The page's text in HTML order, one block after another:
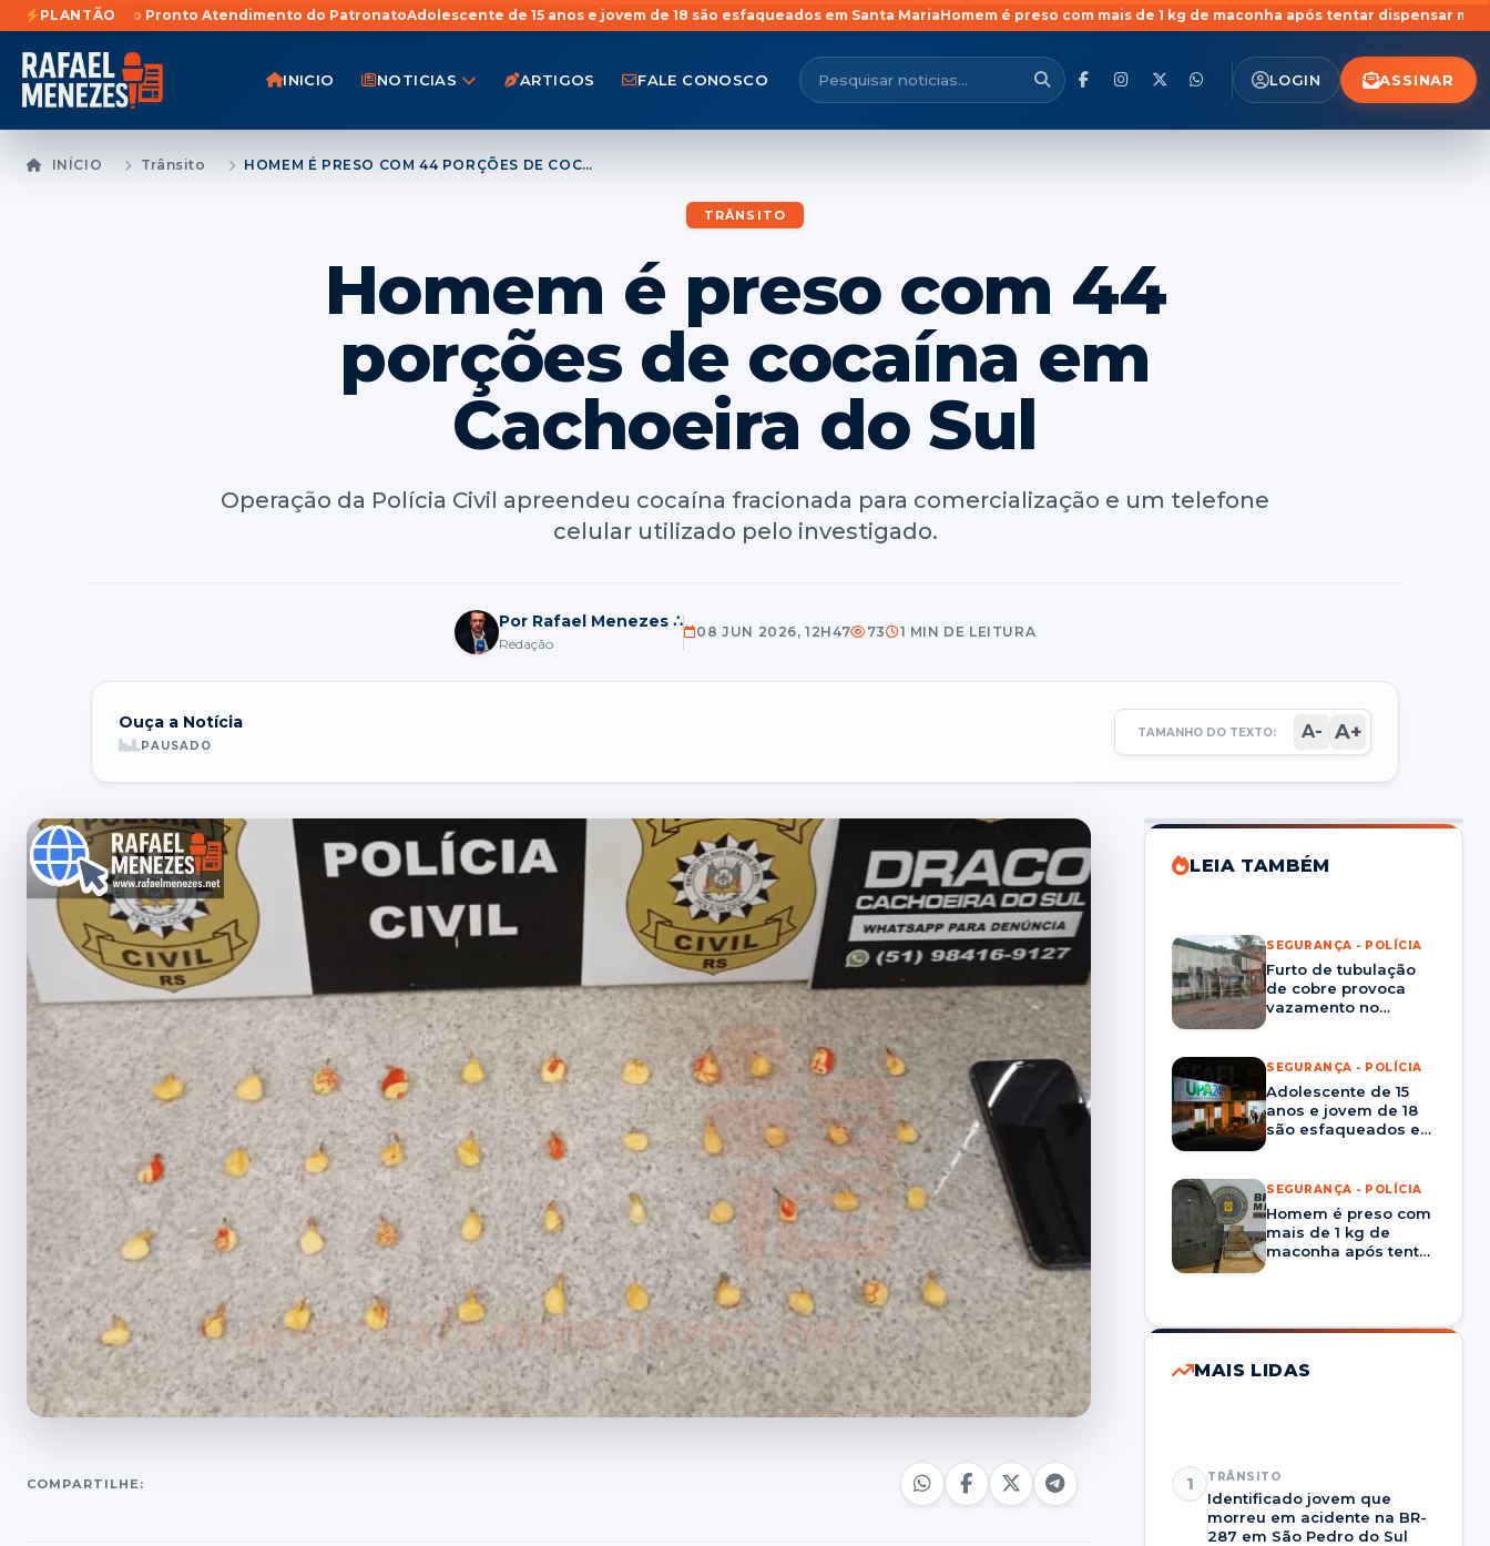
PLANTÃO
Pronto Atendimento do PatronatoAdolescente de 15 anos e jovem de 18 são esfaqueados em Santa MariaHomem é preso com mais de 1 kg de maconha após tentar dispensar mochila durante
INICIO NOTICIAS ARTIGOS FALE CONOSCO LOGIN ASSINAR
INÍCIO Trânsito HOMEM É PRESO COM 44 PORÇÕES DE COCAÍNA EM CACHOEIRA DO SUL
TRÂNSITO
Homem é preso com 44
porções de cocaína em
Cachoeira do Sul
Operação da Polícia Civil apreendeu cocaína fracionada para comercialização e um telefone
celular utilizado pelo investigado.
Por Rafael Menezes ∴
Redação
08 JUN 2026, 12H47 73 1 MIN DE LEITURA
Ouça a Notícia
PAUSADO
TAMANHO DO TEXTO: A- A+
COMPARTILHE:
LEIA TAMBÉM
SEGURANÇA - POLÍCIA
Furto de tubulação
de cobre provoca
vazamento no
Atendimento do
Patronato
SEGURANÇA - POLÍCIA
Adolescente de 15
anos e jovem de 18
são esfaqueados em
SEGURANÇA - POLÍCIA
Homem é preso com
mais de 1 kg de
maconha após tentar
MAIS LIDAS
1 TRÂNSITO
Identificado jovem que
morreu em acidente na BR-
287 em São Pedro do Sul